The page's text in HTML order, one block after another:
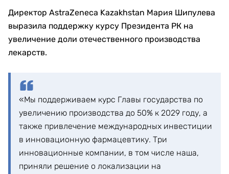
Директор AstraZeneca Kazakhstan Мария Шипулева
выразила поддержку курсу Президента РК на
увеличение доли отечественного производства
лекарств.
«Мы поддерживаем курс Главы государства по
увеличению производства до 50% к 2029 году, а
также привлечение международных инвестиции
в инновационную фармацевтику. Три
инновационные компании, в том числе наша,
приняли решение о локализации на